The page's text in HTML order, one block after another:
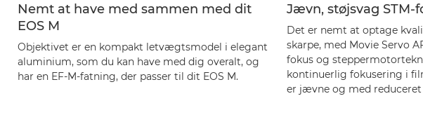
Nemt at have med sammen med dit
EOS M
Objektivet er en kompakt letvægtsmodel i elegant
aluminium, som du kan have med dig overalt, og
har en EF-M-fatning, der passer til dit EOS M.
Jævn, støjsvag STM-
Det er nemt at optage
skarpe, med Movie Servo
fokus og
kontinuerlig fokusering i
er jævne og med